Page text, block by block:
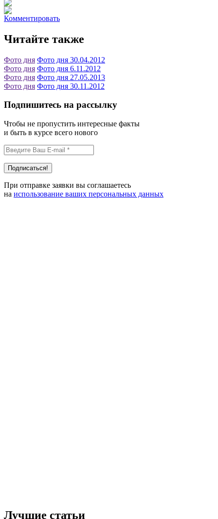
Комментировать
Читайте также
Фото дня Фото дня 30.04.2012
Фото дня Фото дня 6.11.2012
Фото дня Фото дня 27.05.2013
Фото дня Фото дня 30.11.2012
Подпишитесь на рассылку
Чтобы не пропустить интересные факты
и быть в курсе всего нового
При отправке заявки вы соглашаетесь
на использование ваших персональных данных
Лучшие статьи